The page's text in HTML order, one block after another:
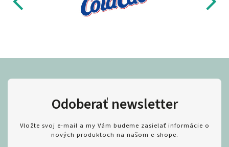
Odoberať newsletter
Vložte svoj e-mail a my Vám budeme zasielať informácie o
nových produktoch na našom e-shope.